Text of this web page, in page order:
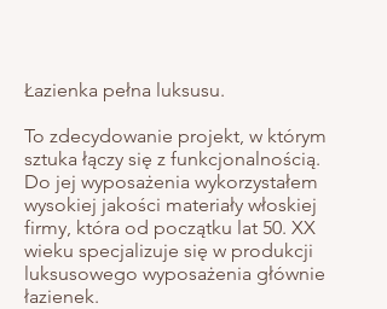
Łazienka pełna luksusu.
To zdecydowanie projekt, w którym
sztuka łączy się z funkcjonalnością.
Do jej wyposażenia wykorzystałem
wysokiej jakości materiały włoskiej
firmy, która od początku lat 50. XX
wieku specjalizuje się w produkcji
luksusowego wyposażenia głównie
łazienek.